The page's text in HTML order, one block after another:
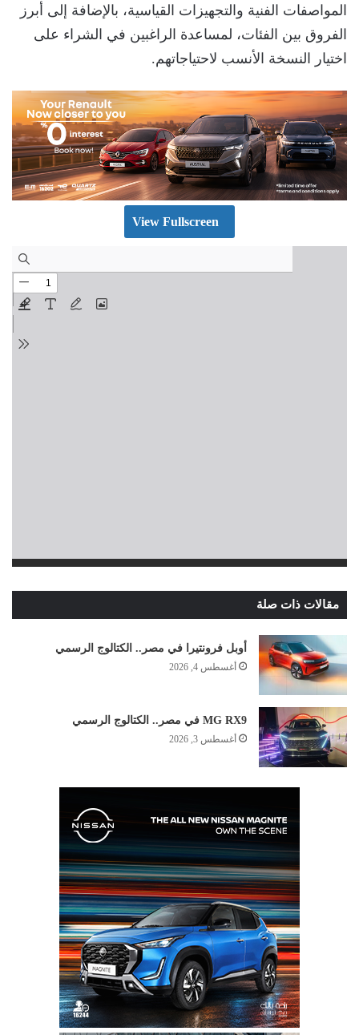
المواصفات الفنية والتجهيزات القياسية، بالإضافة إلى أبرز
الفروق بين الفئات، لمساعدة الراغبين في الشراء على
اختيار النسخة الأنسب لاحتياجاتهم.
View Fullscreen
مقالات ذات صلة
أوبل فرونتيرا في مصر.. الكتالوج الرسمي
أغسطس 4, 2026
MG RX9 في مصر.. الكتالوج الرسمي
أغسطس 3, 2026